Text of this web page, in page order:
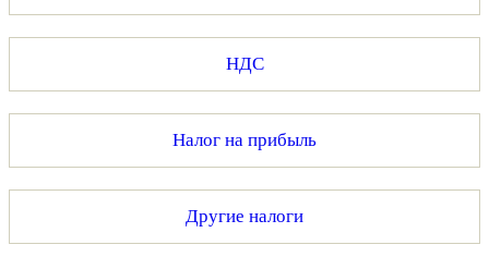
НДС
Налог на прибыль
Другие налоги